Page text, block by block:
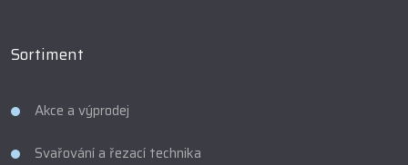
Sortiment
Akce a výprodej
Svařování a řezací technika